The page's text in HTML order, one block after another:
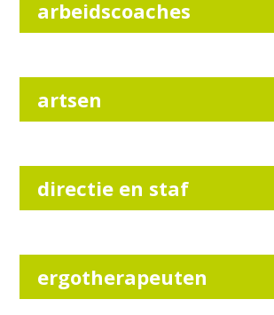
arbeidscoaches
artsen
directie en staf
ergotherapeuten